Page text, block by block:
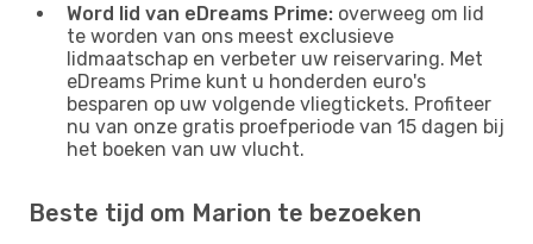
Word lid van eDreams Prime: overweeg om lid
te worden van ons meest exclusieve
lidmaatschap en verbeter uw reiservaring. Met
eDreams Prime kunt u honderden euro's
besparen op uw volgende vliegtickets. Profiteer
nu van onze gratis proefperiode van 15 dagen bij
het boeken van uw vlucht.
Beste tijd om Marion te bezoeken